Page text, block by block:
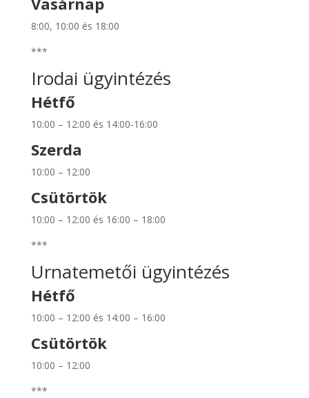
8:00, 10:00 és 18:00
***
Irodai ügyintézés
Hétfő
10:00 – 12:00 és 14:00-16:00
Szerda
10:00 – 12:00
Csütörtök
10:00 – 12:00 és 16:00 – 18:00
***
Urnatemetői ügyintézés
Hétfő
10:00 – 12:00 és 14:00 – 16:00
Csütörtök
10:00 – 12:00
***